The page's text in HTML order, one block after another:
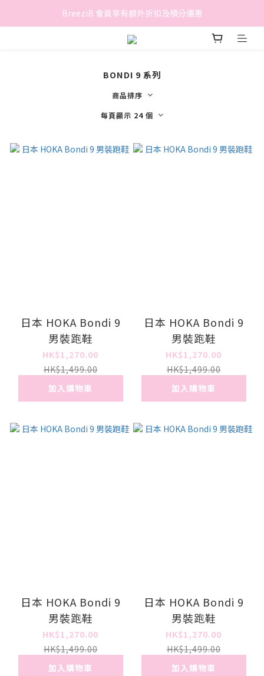
香港地區滿$500免費送貨 (離島區及偏遠地區除外)
BreeziB 會員享有額外折扣及積分優惠
香港地區滿$500免費送貨 (離島區及偏遠地區除外)
BONDI 9 系列
商品排序
每頁顯示 24 個
日本 HOKA Bondi 9
男裝跑鞋
HK$1,270.00
HK$1,499.00
加入購物車
日本 HOKA Bondi 9
男裝跑鞋
HK$1,270.00
HK$1,499.00
加入購物車
日本 HOKA Bondi 9
男裝跑鞋
HK$1,270.00
HK$1,499.00
加入購物車
日本 HOKA Bondi 9
男裝跑鞋
HK$1,270.00
HK$1,499.00
加入購物車